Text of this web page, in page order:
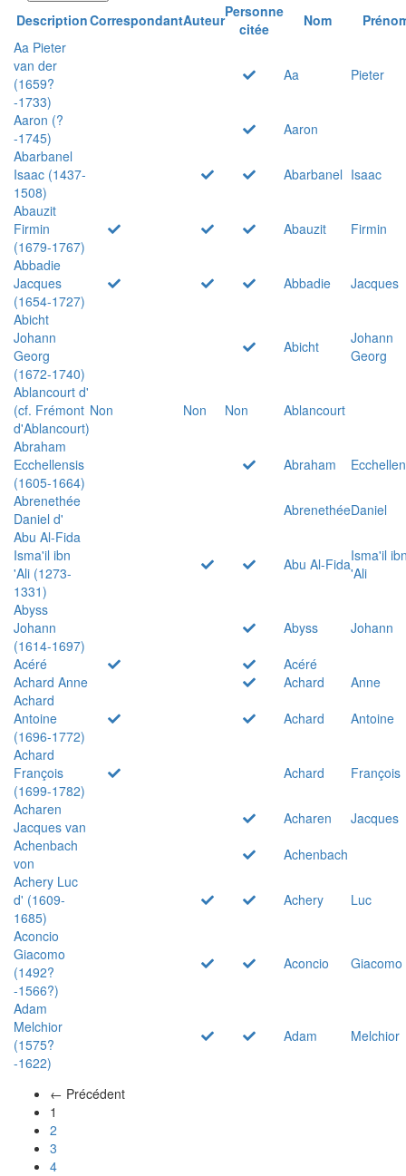
DescriptionCorrespondantAuteurPersonne
citée
Nom
Aa Pieter
van der
(1659?
-1733)
Aa Pieter
Aaron (?
-1745)
Aaron
Abarbanel
Isaac (1437-
1508)
Abarbanel Isaac
Abauzit
Firmin
(1679-1767)
Abauzit
Firmin
Abbadie
Jacques
(1654-1727)
Abbadie
Jacques
Abicht
Johann
Georg
(1672-1740)
Abicht
Johann
Georg
Ablancourt d'
(cf. Frémont
d'Ablancourt)
Non Non Non
Ablancourt
Abraham
Ecchellensis
(1605-1664)
Abraham
Abrenethée
Daniel d'
AbrenethéeDaniel
Abu Al-Fida
Isma'il ibn
'Ali (1273-
1331)
Abu Al-FidaIsma'il
'Ali
Abyss
Johann
(1614-1697)
Abyss
Johann
Acéré
Acéré
Achard Anne
Achard
Anne
Achard
Antoine
(1696-1772)
Achard
Antoine
Achard
François
(1699-1782)
Achard
François
Acharen
Jacques van
Acharen
Jacques
Achenbach
von
Achenbach
Achery Luc
d' (1609-
1685)
Achery
Luc
Aconcio
Giacomo
(1492?
-1566?)
Aconcio Giacomo
Adam
Melchior
(1575?
-1622)
Adam Melchior
← Précédent
1
2
3
4